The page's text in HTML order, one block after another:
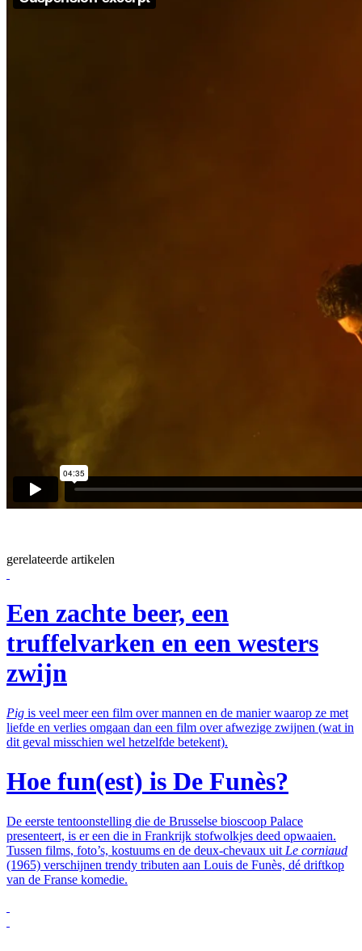
gerelateerde artikelen
Een zachte beer, een
truffelvarken en een westers
zwijn
Pig is veel meer een film over mannen en de manier waarop ze met
liefde en verlies omgaan dan een film over afwezige zwijnen (wat in
dit geval misschien wel hetzelfde betekent).
Hoe fun(est) is De Funès?
De eerste tentoonstelling die de Brusselse bioscoop Palace
presenteert, is er een die in Frankrijk stofwolkjes deed opwaaien.
Tussen films, foto’s, kostuums en de deux-chevaux uit Le corniaud
(1965) verschijnen trendy tributen aan Louis de Funès, dé driftkop
van de Franse komedie.